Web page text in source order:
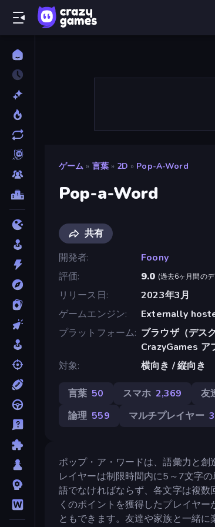
ゲーム » 言葉 » 2D » Pop-A-Word
Pop-a-Word
共有
開発者
Foony
評価
9.0 (過去6ヶ月間の
リリース日
2023年3月
ゲームエンジン
Externally
プラットフォーム ブラウザ（デス
CrazyGames ア
対象
横向き / 縦向き
言葉 50 スマホ 2,369 友
論理 559 マルチプレイヤー
ポップ・ア・ワードは、語彙力と
レイヤーは制限時間内に5～7文字
語でなければならず、各文字は複
くのポイントを獲得したプレイヤ
ともできます。友達や家族と一緒に